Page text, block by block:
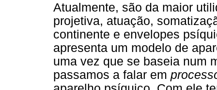
Atualmente, são da maior
projetiva, atuação,
continente e envelopes
apresenta um modelo de
uma vez que se baseia num
passamos a falar em